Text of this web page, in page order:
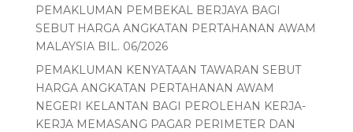
PEMAKLUMAN PEMBEKAL BERJAYA BAGI
SEBUT HARGA ANGKATAN PERTAHANAN AWAM
MALAYSIA BIL. 06/2026
PEMAKLUMAN KENYATAAN TAWARAN SEBUT
HARGA ANGKATAN PERTAHANAN AWAM
NEGERI KELANTAN BAGI PEROLEHAN KERJA-
KERJA MEMASANG PAGAR PERIMETER DAN